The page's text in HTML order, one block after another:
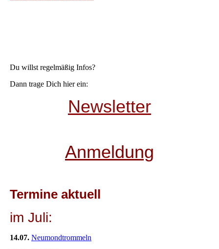
Du willst regelmäßig Infos?
Dann trage Dich hier ein:
Newsletter
Anmeldung
Termine aktuell
im Juli:
14.07. Neumondtrommeln